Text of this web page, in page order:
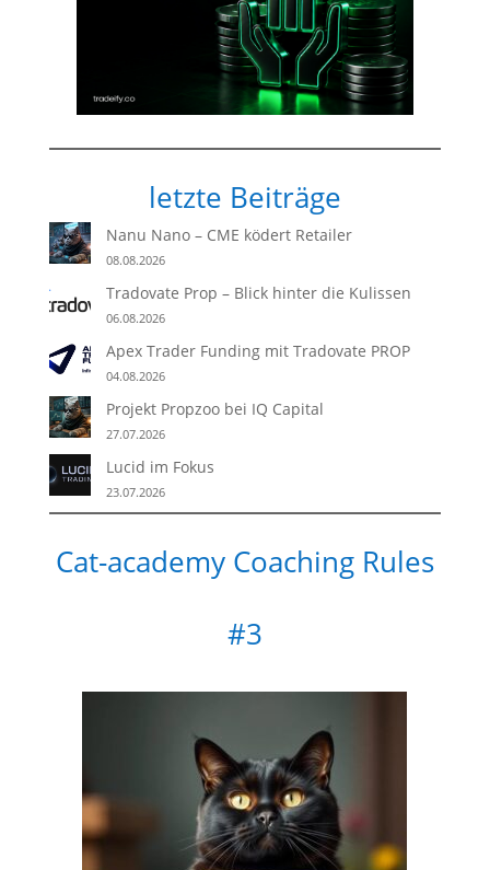
letzte Beiträge
Nanu Nano – CME ködert Retailer
08.08.2026
Tradovate Prop – Blick hinter die Kulissen
06.08.2026
Apex Trader Funding mit Tradovate PROP
04.08.2026
Projekt Propzoo bei IQ Capital
27.07.2026
Lucid im Fokus
23.07.2026
Cat-academy Coaching Rules
#3